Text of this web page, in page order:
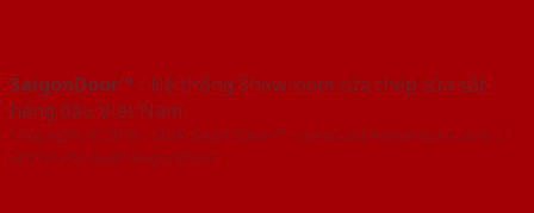
SaigonDoor™ - Hệ thống Showroom cửa thép cửa sắt
hàng đầu Việt Nam
Copyright ⓒ 2016 – 2026 SaigonDoor™ - www.cuathephanquoc.com |
Đơn vị chủ quản SaigonDoor